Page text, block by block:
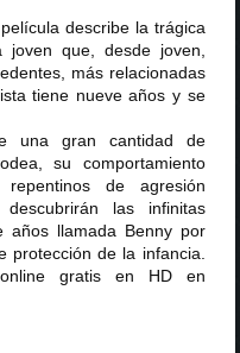
describe la trágica
que, desde joven,
más relacionadas
tiene nueve años y se
una gran cantidad de
su comportamiento
de agresión
las infinitas
años llamada Benny por
protección de la infancia.
gratis en HD en